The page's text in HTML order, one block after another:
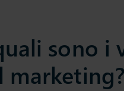
sono i
marketing?